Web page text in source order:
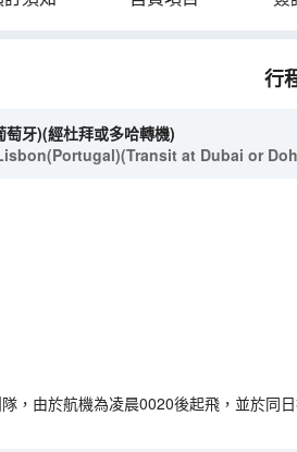
行
牙)(經杜拜或多哈轉機)
at Dubai or
，由於航機為凌晨0020後起飛，並於同